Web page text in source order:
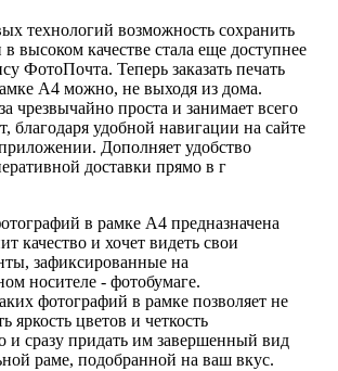
технологий возможность сохранить
высоком качестве стала еще доступнее
ФотоПочта. Теперь заказать печать
А4 можно, не выходя из дома.
чрезвычайно проста и занимает всего
благодаря удобной навигации на сайте
Дополняет удобство
доставки прямо в г
в рамке А4 предназначена
качество и хочет видеть свои
зафиксированные на
носителе - фотобумаге.
фотографий в рамке позволяет не
яркость цветов и четкость
и сразу придать им завершенный вид
раме, подобранной на ваш вкус.